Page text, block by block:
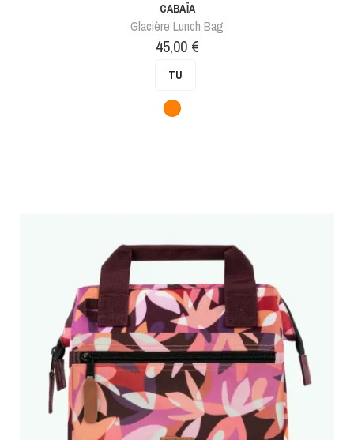
CABAÏA
Glacière Lunch Bag
Prix
45,00 €
TU
Orange